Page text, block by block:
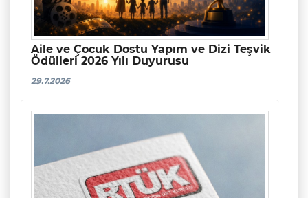
Aile ve Çocuk Dostu Yapım ve Dizi Teşvik
Ödülleri 2026 Yılı Duyurusu
29.7.2026